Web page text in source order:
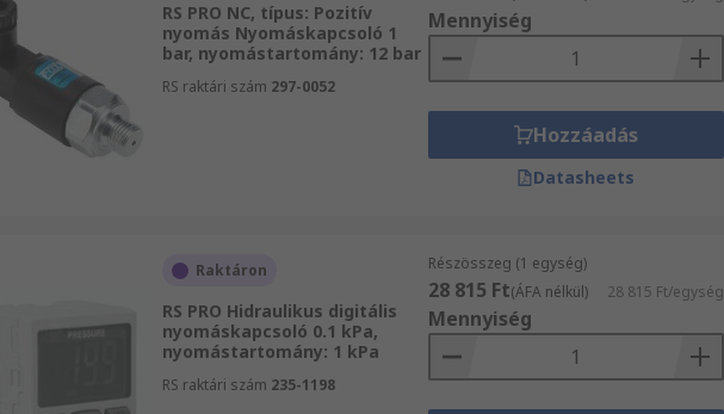
RS PRO NC, típus: Pozitív
nyomás Nyomáskapcsoló 1
bar, nyomástartomány: 12 bar
RS raktári szám 297-0052
Mennyiség
Hozzáadás
Datasheets
Raktáron
RS PRO Hidraulikus digitális
nyomáskapcsoló 0.1 kPa,
nyomástartomány: 1 kPa
RS raktári szám 235-1198
Részösszeg (1 egység)
28 815 Ft(ÁFA nélkül) 28 815 Ft/egység
Mennyiség